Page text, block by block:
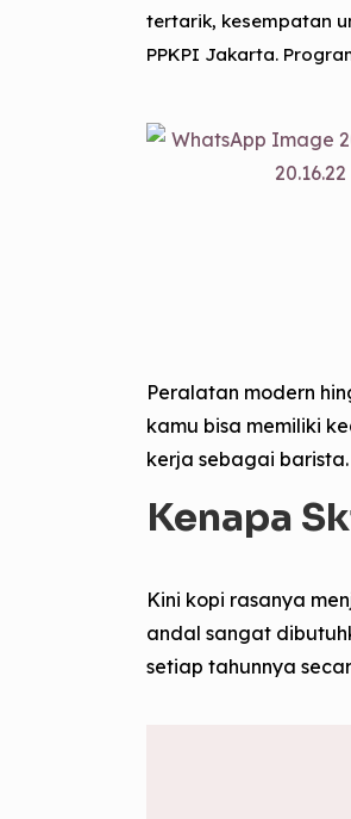
tertarik, kesempatan
PPKPI Jakarta.
Peralatan modern
kamu bisa memiliki
kerja sebagai barista.
Kenapa
Kini kopi rasanya
andal sangat
setiap tahunnya